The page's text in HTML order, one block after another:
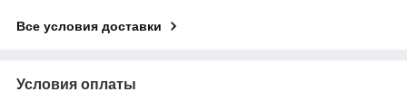
Все условия доставки
Условия оплаты